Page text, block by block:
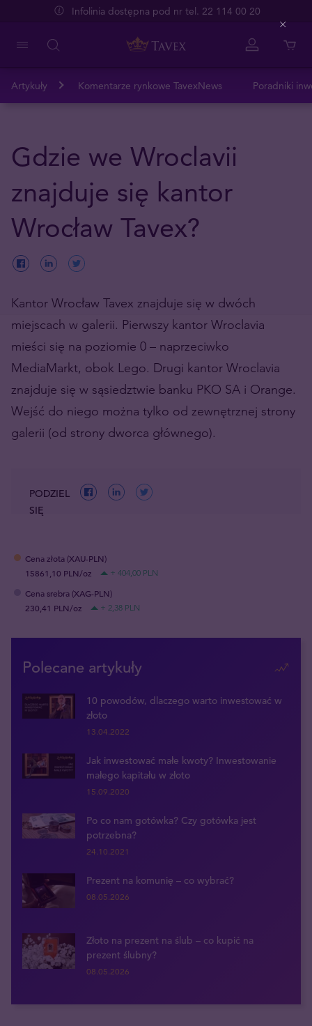
Infolinia dostępna pod nr tel. 22 114 00 20
Artykuły Komentarze rynkowe TavexNews Poradniki
Gdzie we Wroclavii
znajduje się kantor
Wrocław Tavex?
Kantor Wrocław Tavex znajduje się w dwóch
miejscach w galerii. Pierwszy kantor Wroclavia
mieści się na poziomie 0 – naprzeciwko
MediaMarkt, obok Lego. Drugi kantor Wroclavia
znajduje się w sąsiedztwie banku PKO SA i Orange.
Wejść do niego można tylko od zewnętrznej strony
galerii (od strony dworca głównego).
PODZIEL
SIĘ
Cena złota (XAU-PLN)
15861,10 PLN/oz
+ 404,00 PLN
Cena srebra (XAG-PLN)
230,41 PLN/oz
+ 2,38 PLN
Polecane artykuły
10 powodów, dlaczego warto inwestować w
złoto
13.04.2022
Jak inwestować małe kwoty? Inwestowanie
małego kapitału w złoto
15.09.2020
Po co nam gotówka? Czy gotówka jest
potrzebna?
24.10.2021
Prezent na komunię – co wybrać?
08.05.2026
Złoto na prezent na ślub – co kupić na
prezent ślubny?
08.05.2026
Close